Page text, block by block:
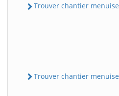
Trouver chantier
Trouver chantier